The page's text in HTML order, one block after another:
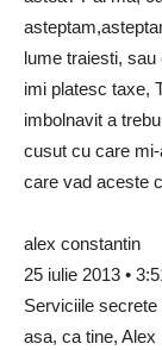
lume traiesti, sau
imi platesc taxe,
imbolnavit a
cusut cu care
care vad aceste
alex constantin
25 iulie 2013 •
Serviciile
asa, ca tine, Alex